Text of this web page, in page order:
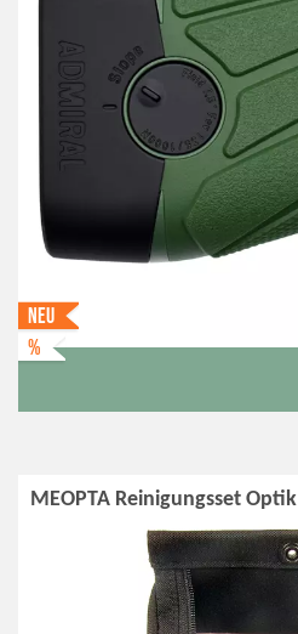
Neu
%
MEOPTA Reinigungsset Optik